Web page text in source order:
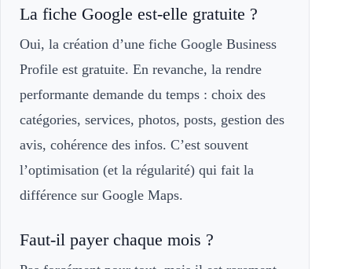
La fiche Google est-elle gratuite ?
Oui, la création d’une fiche Google Business
Profile est gratuite. En revanche, la rendre
performante demande du temps : choix des
catégories, services, photos, posts, gestion des
avis, cohérence des infos. C’est souvent
l’optimisation (et la régularité) qui fait la
différence sur Google Maps.
Faut-il payer chaque mois ?